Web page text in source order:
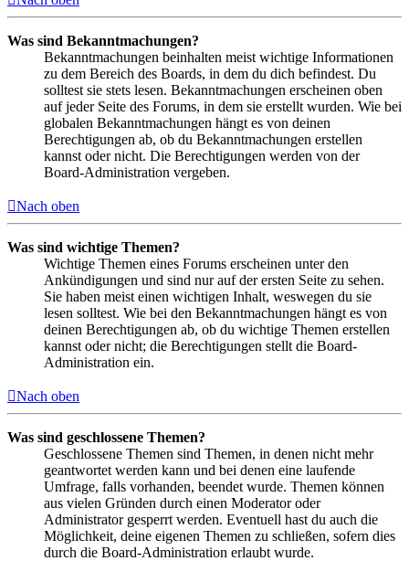
Was sind Bekanntmachungen?
Bekanntmachungen beinhalten meist wichtige Informationen
zu dem Bereich des Boards, in dem du dich befindest. Du
solltest sie stets lesen. Bekanntmachungen erscheinen oben
auf jeder Seite des Forums, in dem sie erstellt wurden. Wie bei
globalen Bekanntmachungen hängt es von deinen
Berechtigungen ab, ob du Bekanntmachungen erstellen
kannst oder nicht. Die Berechtigungen werden von der
Board-Administration vergeben.
Nach oben
Was sind wichtige Themen?
Wichtige Themen eines Forums erscheinen unter den
Ankündigungen und sind nur auf der ersten Seite zu sehen.
Sie haben meist einen wichtigen Inhalt, weswegen du sie
lesen solltest. Wie bei den Bekanntmachungen hängt es von
deinen Berechtigungen ab, ob du wichtige Themen erstellen
kannst oder nicht; die Berechtigungen stellt die Board-
Administration ein.
Nach oben
Was sind geschlossene Themen?
Geschlossene Themen sind Themen, in denen nicht mehr
geantwortet werden kann und bei denen eine laufende
Umfrage, falls vorhanden, beendet wurde. Themen können
aus vielen Gründen durch einen Moderator oder
Administrator gesperrt werden. Eventuell hast du auch die
Möglichkeit, deine eigenen Themen zu schließen, sofern dies
durch die Board-Administration erlaubt wurde.